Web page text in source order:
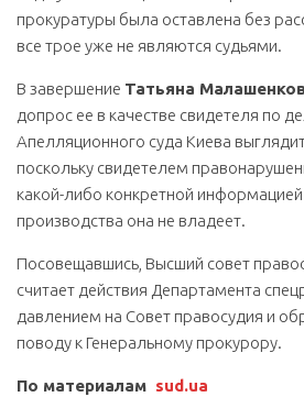
прокуратуры была оставлена без
все трое уже не являются судьями.
В завершение Татьяна
допрос ее в качестве свидетеля по
Апелляционного суда Киева
поскольку свидетелем
какой-либо конкретной
производства она не владеет.
Посовещавшись, Высший совет
считает действия Департамента
давлением на Совет правосудия и
поводу к Генеральному прокурору.
По материалам sud.ua